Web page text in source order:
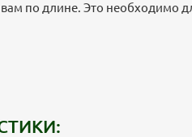
по длине. Это необходимо